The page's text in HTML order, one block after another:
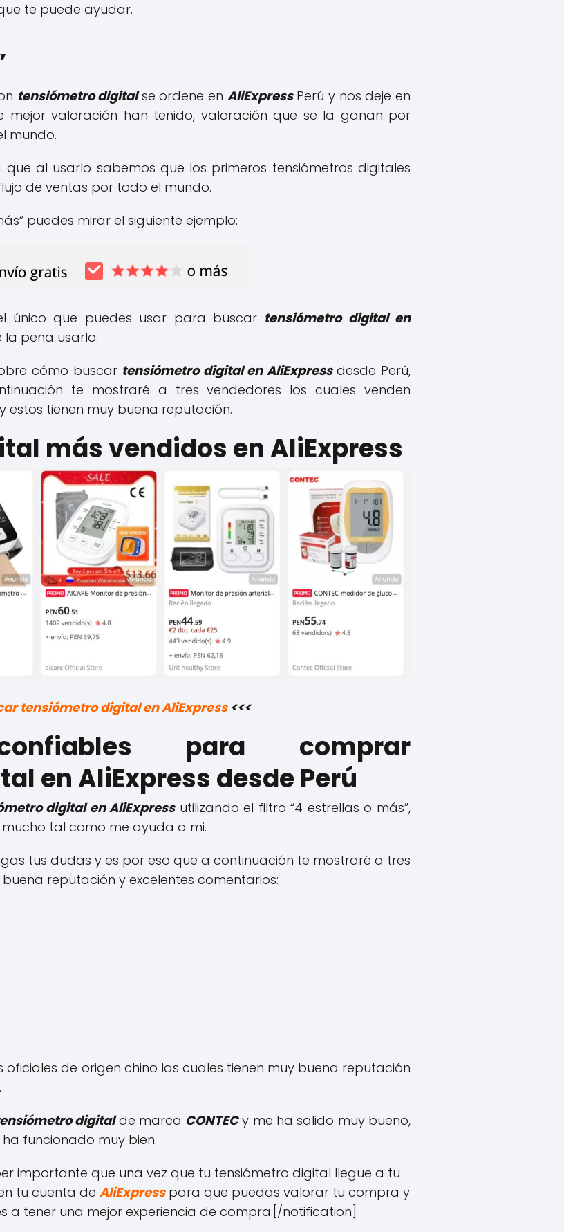
te puede ayudar.
tensiómetro digitalse ordene en AliExpressPerú y nos deje en
mejor valoración han tenido, valoración que se la ganan por
mundo.
al usarlo sabemos que los primeros tensiómetros digitales
de ventas por todo el mundo.
puedes mirar el siguiente ejemplo:
único que puedes usar para buscar tensiómetro digital en
la pena usarlo.
cómo buscar tensiómetro digital en AliExpressdesde Perú,
te mostraré a tres vendedores los cuales venden
estos tienen muy buena reputación.
más vendidos en AliExpress
tensiómetro digital en AliExpress<<<
para comprar
en AliExpress desde Perú
digital en AliExpressutilizando el filtro “4 estrellas o más”,
tal como me ayuda a mi.
tus dudas y es por eso que a continuación te mostraré a tres
reputación y excelentes comentarios:
oficiales de origen chino las cuales tienen muy buena reputación
digitalde marca CONTECy me ha salido muy bueno,
funcionado muy bien.
importante que una vez que tu tensiómetro digital llegue a tu
tu cuenta de AliExpresspara que puedas valorar tu compra y
a tener una mejor experiencia de compra.[/notification]